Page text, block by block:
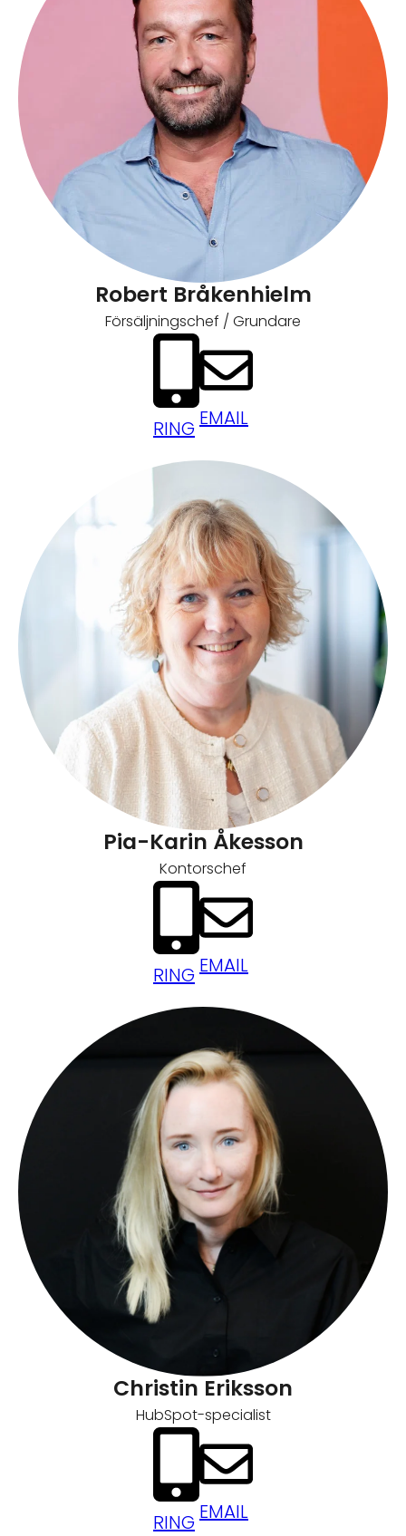
Robert Bråkenhielm
Försäljningschef / Grundare
RING EMAIL
Pia-Karin Åkesson
Kontorschef
RING EMAIL
Christin Eriksson
HubSpot-specialist
RING EMAIL